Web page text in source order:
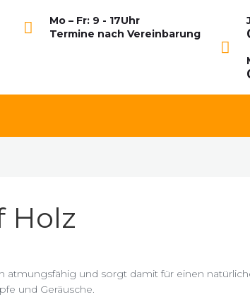
Mo – Fr: 9 - 17Uhr
Termine nach Vereinbarung
Holz
und sorgt damit für einen
und Geräusche.